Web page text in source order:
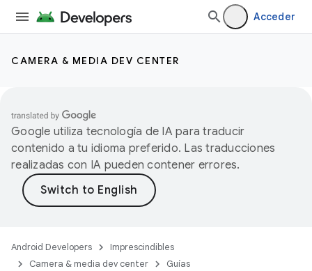
Acceder
CAMERA & MEDIA DEV CENTER
Google utiliza tecnología de IA para traducir
contenido a tu idioma preferido. Las traducciones
realizadas con IA pueden contener errores.
Android Developers
Imprescindibles
Camera & media dev center
Guías